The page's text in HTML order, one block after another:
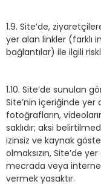
1.9. Site’de,
yer alan linkler (farklı
bağlantılar) ile ilgili
1.10. Site’de sunulan
Site’nin içeriğinde yer
fotoğrafların,
saklıdır; aksi
izinsiz ve kaynak
olmaksızın, Site’de
mecrada veya
vermek yasaktır.